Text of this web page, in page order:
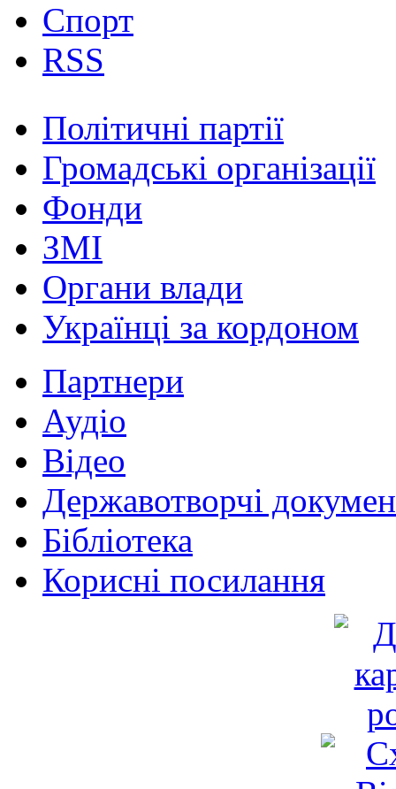
Спорт
RSS
Політичні партії
Громадські організації
Фонди
ЗМІ
Органи влади
Українці за кордоном
Партнери
Аудіо
Відео
Державотворчі
Бібліотека
Корисні посилання